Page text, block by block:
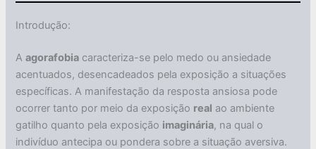
Introdução:
Aagorafobia caracteriza-se pelo medo ou ansiedade
acentuados, desencadeados pela exposição a situações
específicas. A manifestação da resposta ansiosa pode
ocorrer tanto por meio da exposição real ao ambiente
gatilho quanto pela exposição imaginária, na qual o
indivíduo antecipa ou pondera sobre a situação aversiva.